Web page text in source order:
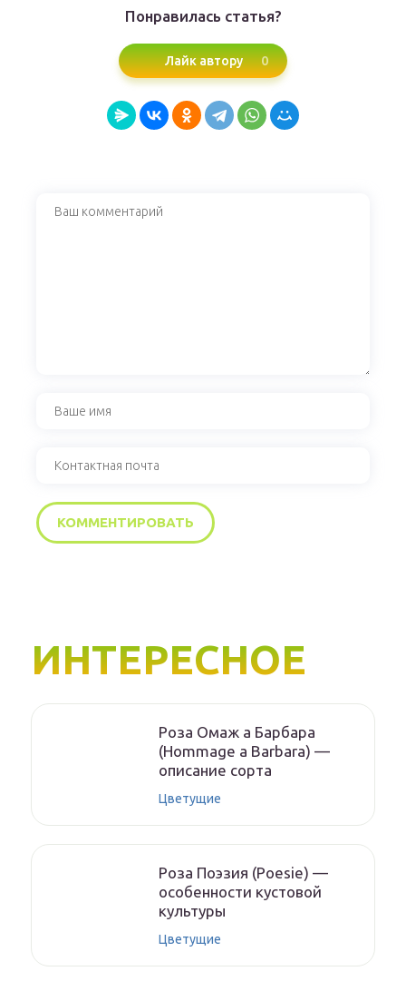
Понравилась статья?
Лайк автору 0
ИНТЕРЕСНОЕ
Роза Омаж а Барбара
(Hommage a Barbara) —
описание сорта
Цветущие
Роза Поэзия (Poesie) —
особенности кустовой
культуры
Цветущие